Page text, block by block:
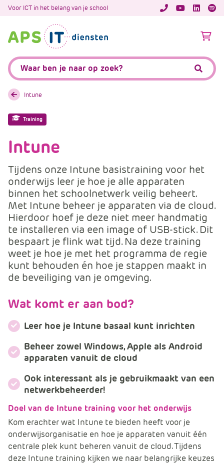
Voor ICT in het belang van je school
Zoeken:
A
s
.
F
s
o
m
m
e
r
c
.
r
t
l
e
Intune
Training
Intune
Tijdens onze Intune basistraining voor het
onderwijs leer je hoe je alle apparaten
binnen het schoolnetwerk veilig beheert.
Met Intune beheer je apparaten via de cloud.
Hierdoor hoef je deze niet meer handmatig
te installeren via een image of USB-stick. Dit
bespaart je flink wat tijd. Na deze training
weet je hoe je met het programma de regie
kunt behouden én hoe je stappen maakt in
de beveiliging van je omgeving.
Wat komt er aan bod?
Leer hoe je Intune basaal kunt inrichten
Beheer zowel Windows, Apple als Android
apparaten vanuit de cloud
Ook interessant als je gebruikmaakt van een
netwerkbeheerder!
Doel van de Intune training voor het onderwijs
Kom erachter wat Intune te bieden heeft voor je
onderwijsorganisatie en hoe je apparaten vanuit één
centrale plek kunt beheren vanuit de cloud. Tijdens
deze Intune training kijken we naar belangrijke keuzes